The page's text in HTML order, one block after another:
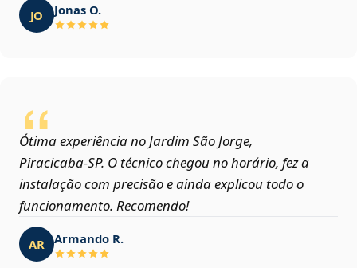
JO Jonas O.
Ótima experiência no Jardim São Jorge,
Piracicaba‑SP. O técnico chegou no horário, fez a
instalação com precisão e ainda explicou todo o
funcionamento. Recomendo!
AR Armando R.